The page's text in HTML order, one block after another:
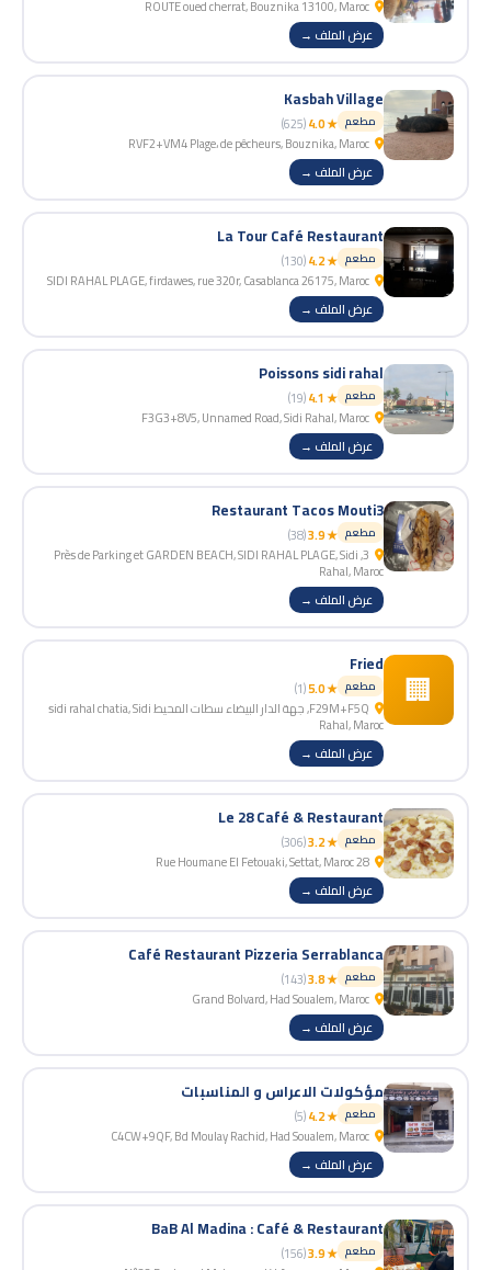
عرض الملف →
Kasbah Village
مطعم ★ 4.0
(625)
عرض الملف →
La Tour Café Restaurant
مطعم ★ 4.2
(130)
عرض الملف →
Poissons sidi rahal
مطعم ★ 4.1
(19)
عرض الملف →
Restaurant Tacos Mouti3
مطعم ★ 3.9
(38)
3, Près de Parking et GARDEN BEACH, SIDI RAHAL PLAGE, Sidi
Rahal, Maroc
عرض الملف →
🏢
Fried
مطعم ★ 5.0
(1)
F29M+F5Q, جهة الدار البيضاء سطات المحيط sidi rahal chatia, Sidi
Rahal, Maroc
عرض الملف →
Le 28 Café & Restaurant
مطعم ★ 3.2
(306)
عرض الملف →
Café Restaurant Pizzeria Serrablanca
مطعم ★ 3.8
(143)
عرض الملف →
مؤكولات الاعراس و المناسبات
مطعم ★ 4.2
(5)
عرض الملف →
BaB Al Madina : Café & Restaurant
مطعم ★ 3.9
(156)